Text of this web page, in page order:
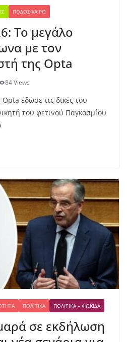
ΠΟΔΌΣΦΑΙΡΟ
Το μεγάλο
με τον
της Opta
84 Views
έδωσε τις δικές του
του φετινού Παγκοσμίου
ΠΟΛΙΤΙΚΆ ΠΟΛΙΤΙΚΆ – ΦΩΚΊΔΑ
σε εκδήλωση